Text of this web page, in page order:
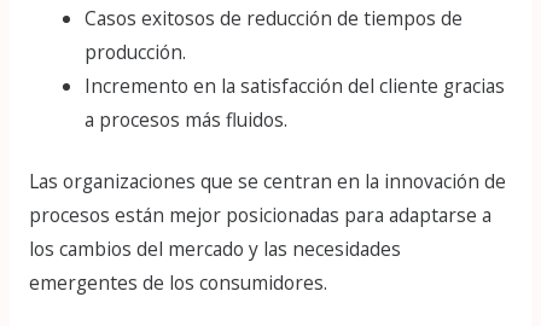
Casos exitosos de reducción de tiempos de
producción.
Incremento en la satisfacción del cliente gracias
a procesos más fluidos.
Las organizaciones que se centran en la innovación de
procesos están mejor posicionadas para adaptarse a
los cambios del mercado y las necesidades
emergentes de los consumidores.